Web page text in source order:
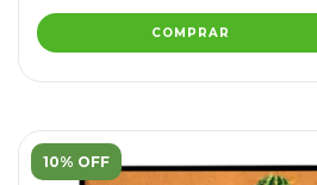
COMPRAR
10% OFF